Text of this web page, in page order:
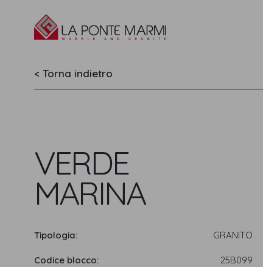
< Torna indietro
VERDE
MARINA
Tipologia: GRANITO
Codice blocco: 25B099